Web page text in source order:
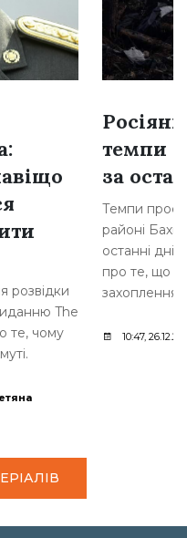
розвідки
The
те, чому
темпи
за
Темпи
районі
останні
про те, що
захоплення
10:47,